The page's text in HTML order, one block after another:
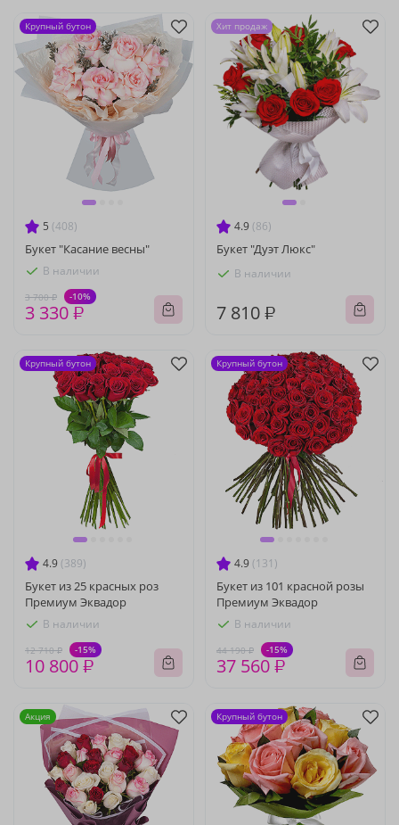
5 (408)
Букет "Касание весны"
В наличии
3 700 ₽ -10%
3 330 ₽
Крупный бутон
4.9 (86)
Букет "Дуэт Люкс"
В наличии
7 810 ₽
Хит продаж
4.9 (389)
Букет из 25 красных роз
Премиум Эквадор
В наличии
12 710 ₽ -15%
10 800 ₽
Крупный бутон
4.9 (131)
Букет из 101 красной розы
Премиум Эквадор
В наличии
44 190 ₽ -15%
37 560 ₽
Крупный бутон
Акция Крупный бутон